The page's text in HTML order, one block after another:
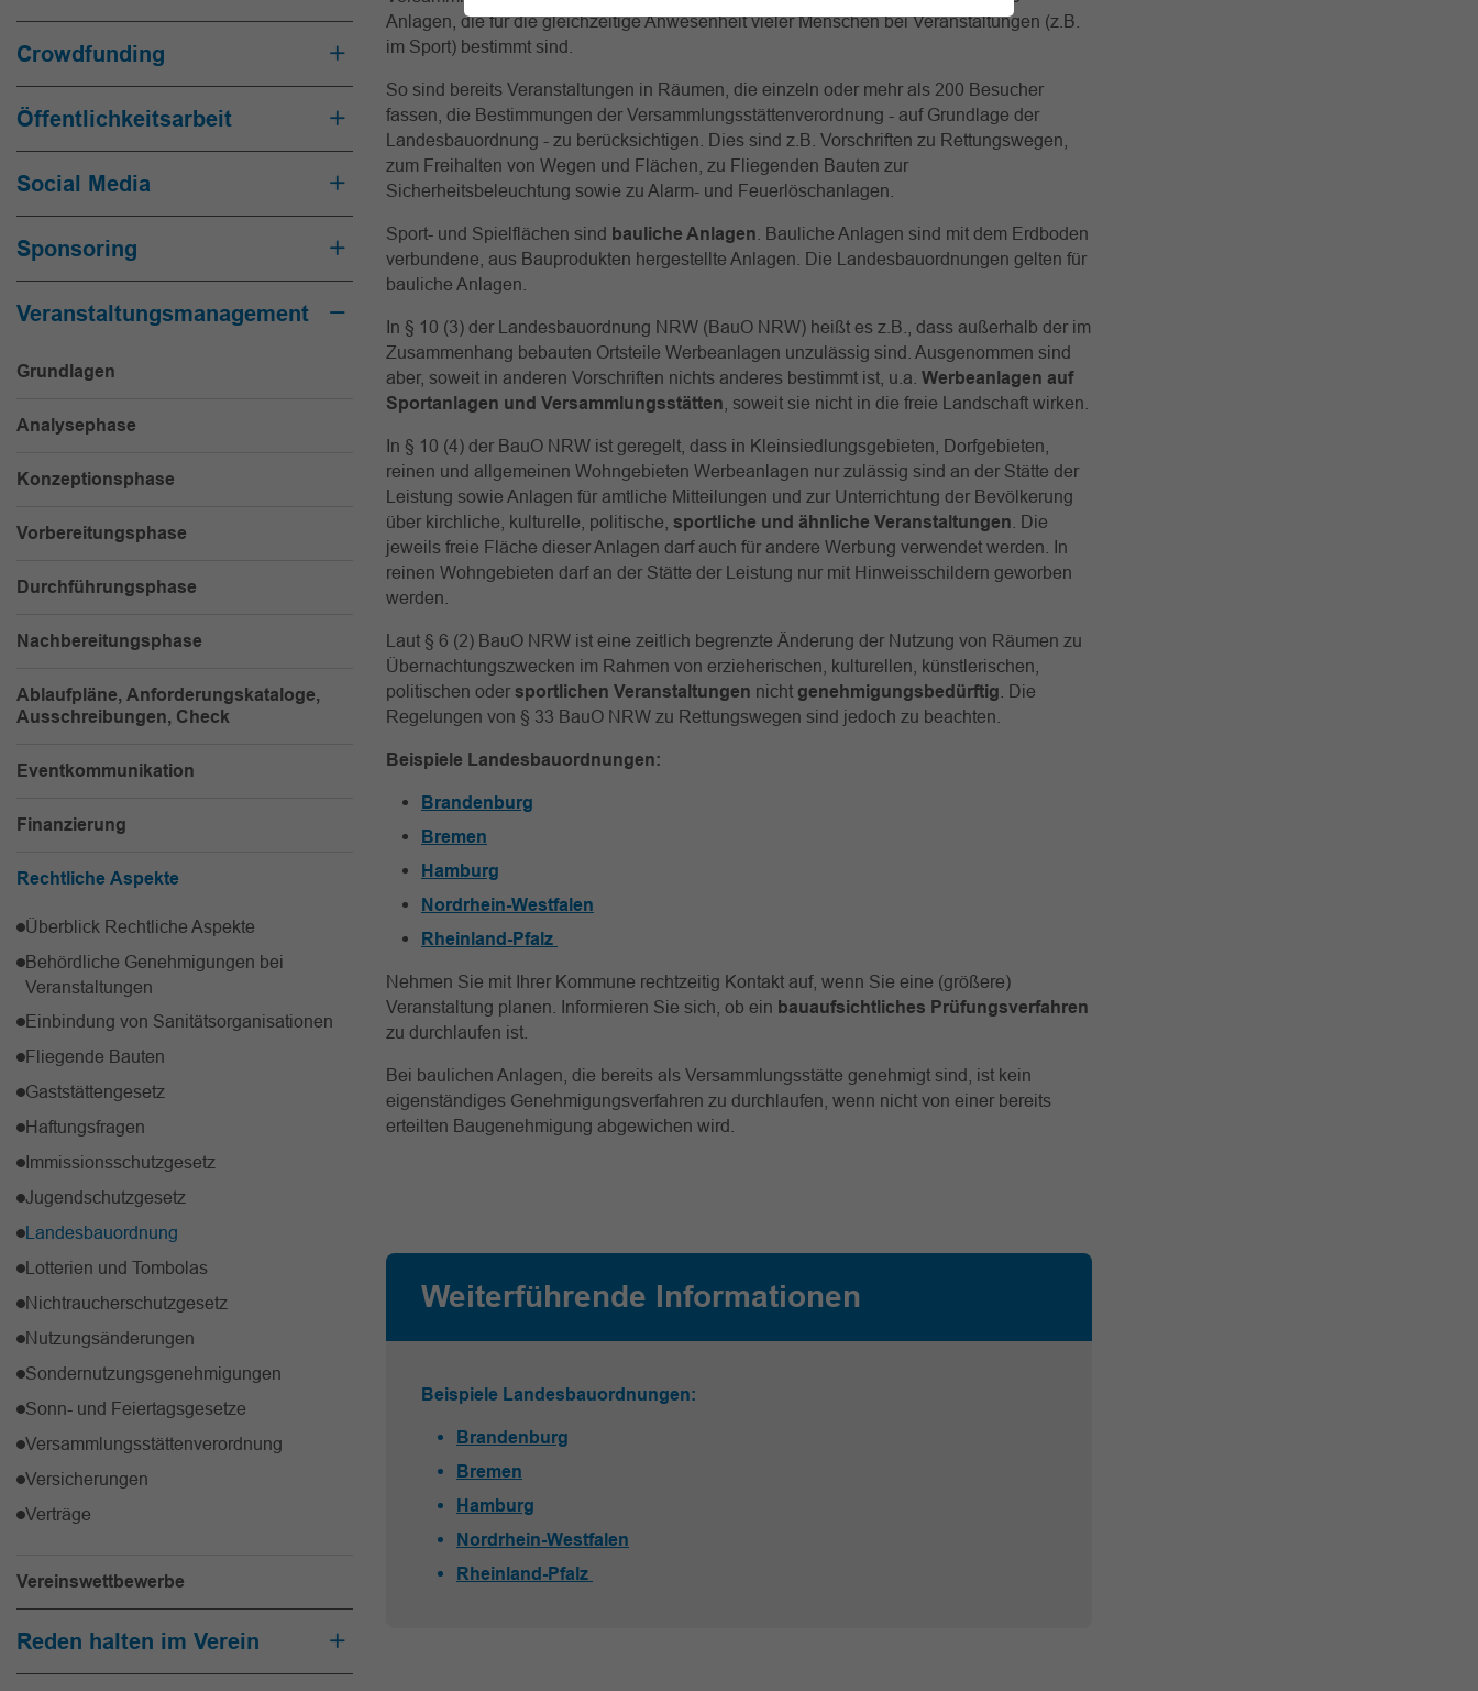
Crowdfunding
Öffentlichkeitsarbeit
Social Media
Sponsoring
Veranstaltungsmanagement
Grundlagen
Analysephase
Konzeptionsphase
Vorbereitungsphase
Durchführungsphase
Nachbereitungsphase
Ablaufpläne, Anforderungskataloge,
Ausschreibungen, Check
Eventkommunikation
Finanzierung
Rechtliche Aspekte
Überblick Rechtliche Aspekte
Behördliche Genehmigungen bei
Veranstaltungen
Einbindung von Sanitätsorganisationen
Fliegende Bauten
Gaststättengesetz
Haftungsfragen
Immissionsschutzgesetz
Jugendschutzgesetz
Landesbauordnung
Lotterien und Tombolas
Nichtraucherschutzgesetz
Nutzungsänderungen
Sondernutzungsgenehmigungen
Sonn- und Feiertagsgesetze
Versammlungsstättenverordnung
Versicherungen
Verträge
Vereinswettbewerbe
Reden halten im Verein
Anlagen, die für die gleichzeitige Anwesenheit vieler Men­schen bei Veranstaltungen (z.B.
im Sport) bestimmt sind.
So sind bereits Veranstaltungen in Räumen, die einzeln oder mehr als 200 Besucher
fassen, die Bestimmungen der Versammlungsstättenverordnung - auf Grundlage der
Landesbauordnung - zu berücksichtigen. Dies sind z.B. Vor­schriften zu Rettungswegen,
zum Freihalten von Wegen und Flächen, zu Fliegenden Bauten zur
Sicherheitsbeleuchtung sowie zu Alarm- und Feuerlöschanlagen.
Sport- und Spielflächen sind bauliche Anlagen . Bauliche Anlagen sind mit dem Erdboden
verbundene, aus Bauprodukten hergestellte Anlagen. Die Landesbauordnungen gelten für
bauliche Anlagen.
In § 10 (3) der Landesbauordnung NRW (BauO NRW) heißt es z.B., dass außerhalb der im
Zusammenhang bebauten Ortsteile Werbeanlagen unzulässig sind. Ausgenommen sind
aber, soweit in anderen Vorschriften nichts anderes bestimmt ist, u.a. Werbeanlagen auf
Sportanlagen und Versammlungsstätten , soweit sie nicht in die freie Landschaft wirken.
In § 10 (4) der BauO NRW ist geregelt, dass in Kleinsiedlungsgebieten, Dorfgebieten,
reinen und allgemeinen Wohngebieten Werbeanlagen nur zulässig sind an der Stätte der
Leistung sowie Anlagen für amtliche Mitteilungen und zur Unterrichtung der Bevölkerung
über kirchliche, kulturelle, politische, sportliche und ähnliche Veranstaltungen . Die
jeweils freie Fläche dieser Anlagen darf auch für andere Werbung verwendet werden. In
reinen Wohngebieten darf an der Stätte der Leistung nur mit Hinweisschildern geworben
werden.
Laut § 6 (2) BauO NRW ist eine zeitlich begrenzte Änderung der Nutzung von Räumen zu
Übernachtungszwecken im Rahmen von erzieherischen, kulturellen, künstlerischen,
politischen oder sportlichen Veranstaltungen nicht genehmigungsbedürftig . Die
Regelungen von § 33 BauO NRW zu Rettungswegen sind jedoch zu beachten.
Beispiele Landesbauordnungen:
Brandenburg
Bremen
Hamburg
Nordrhein-Westfalen
Rheinland-Pfalz
Nehmen Sie mit Ihrer Kommune rechtzeitig Kontakt auf, wenn Sie eine (größere)
Veranstaltung planen. Informieren Sie sich, ob ein bauaufsichtliches Prüfungsverfahren
zu durchlaufen ist.
Bei baulichen Anlagen, die bereits als Versammlungsstätte genehmigt sind, ist kein
eigenständiges Genehmigungsverfahren zu durchlaufen, wenn nicht von einer bereits
erteilten Baugenehmigung abgewichen wird.
Weiterführende Informationen
Beispiele Landesbauordnungen:
Brandenburg
Bremen
Hamburg
Nordrhein-Westfalen
Rheinland-Pfalz